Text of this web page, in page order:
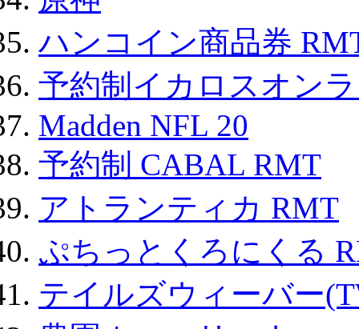
ハンコイン商品券
予約制イカロスオン
Madden NFL 20
予約制 CABAL RMT
アトランティカ RMT
ぷちっとくろにくる
テイルズウィーバー